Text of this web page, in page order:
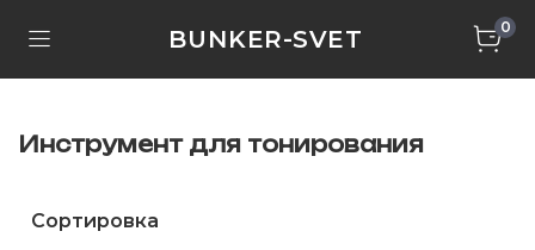
BUNKER-SVET 0
Инструмент для тонирования